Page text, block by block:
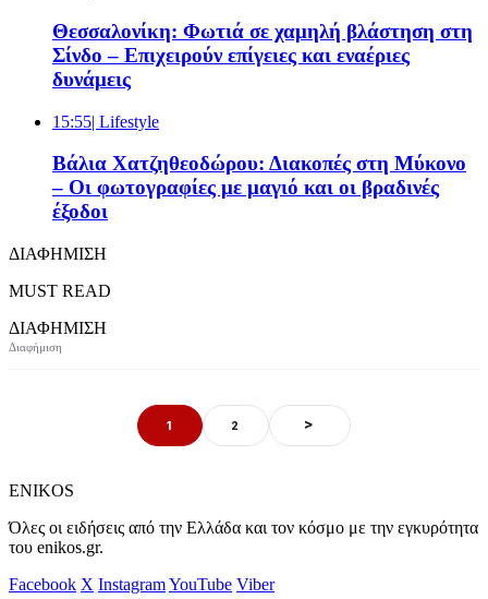
Θεσσαλονίκη: Φωτιά σε χαμηλή βλάστηση στη
Σίνδο – Επιχειρούν επίγειες και εναέριες
δυνάμεις
15:55| Lifestyle
Βάλια Χατζηθεοδώρου: Διακοπές στη Μύκονο
– Οι φωτογραφίες με μαγιό και οι βραδινές
έξοδοι
ΔΙΑΦΗΜΙΣΗ
MUST READ
ΔΙΑΦΗΜΙΣΗ
1 2 >
ENIKOS
Όλες οι ειδήσεις από την Ελλάδα και τον κόσμο με την εγκυρότητα
του enikos.gr.
Facebook X InstagramYouTube Viber